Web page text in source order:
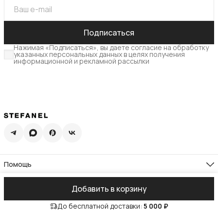
Добавить в корзину
До бесплатной доставки: 5 000 ₽
Подписаться
Нажимая «Подписаться», вы даете согласие на обработку
указанных персональных данных в целях получения
информационной и рекламной рассылки
Помощь
Доставка
Подарочная карта
Адреса магазинов